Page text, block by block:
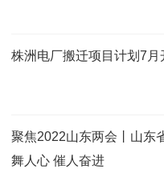
株洲电厂搬迁项目计划7月
聚焦2022山东两会丨山东
舞人心 催人奋进